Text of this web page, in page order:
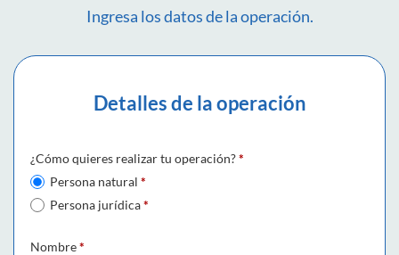
Ingresa los datos de la operación.
Detalles de la operación
¿Cómo quieres realizar tu operación?*
Persona natural *
Persona jurídica*
Nombre*